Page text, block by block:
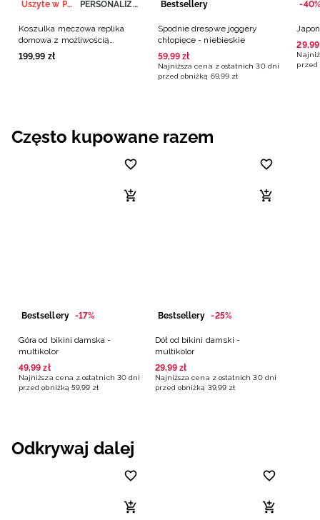
Uszyte w Polsce PERSONALIZACJA
Koszulka meczowa replika
domowa z możliwością
personalizacji męska 4F x
Polska Siatkówka - biała
199,99 zł
Bestsellery
Spodnie dresowe joggery
chłopięce - niebieskie
59,99 zł
Najniższa cena z ostatnich 30 dni
przed obniżką 69,99 zł
-40%
29,99
przed
Często kupowane razem
Bestsellery -17%
Góra od bikini damska -
multikolor
49,99 zł
Najniższa cena z ostatnich 30 dni
przed obniżką 59,99 zł
Bestsellery -25%
Dół od bikini damski -
multikolor
29,99 zł
Najniższa cena z ostatnich 30 dni
przed obniżką 39,99 zł
Odkrywaj dalej